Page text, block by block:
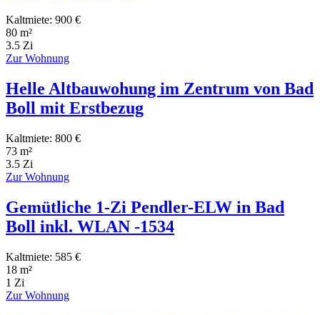
Kaltmiete: 900 €
80 m²
3.5 Zi
Zur Wohnung
Helle Altbauwohung im Zentrum von Bad
Boll mit Erstbezug
Kaltmiete: 800 €
73 m²
3.5 Zi
Zur Wohnung
Gemütliche 1-Zi Pendler-ELW in Bad
Boll inkl. WLAN -1534
Kaltmiete: 585 €
18 m²
1 Zi
Zur Wohnung